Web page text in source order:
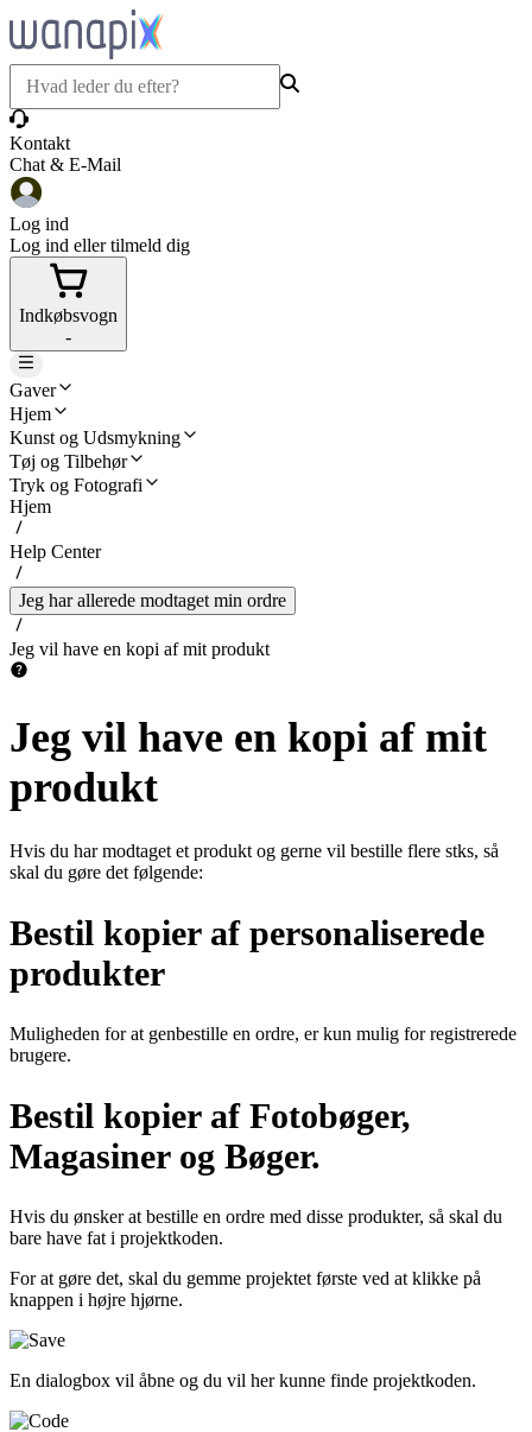
Kontakt
Chat & E-Mail
Log ind
Log ind eller tilmeld dig
Indkøbsvogn
-
Gaver
Hjem
Kunst og Udsmykning
Tøj og Tilbehør
Tryk og Fotografi
Hjem
Help Center
Jeg har allerede modtaget min ordre
Jeg vil have en kopi af mit produkt
Jeg vil have en kopi af mit
produkt
Hvis du har modtaget et produkt og gerne vil bestille flere stks, så
skal du gøre det følgende:
Bestil kopier af personaliserede
produkter
Muligheden for at genbestille en ordre, er kun mulig for registrerede
brugere.
Bestil kopier af Fotobøger,
Magasiner og Bøger.
Hvis du ønsker at bestille en ordre med disse produkter, så skal du
bare have fat i projektkoden.
For at gøre det, skal du gemme projektet første ved at klikke på
knappen i højre hjørne.
En dialogbox vil åbne og du vil her kunne finde projektkoden.